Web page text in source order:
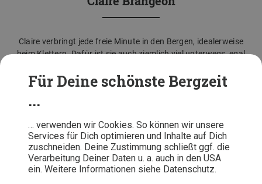
Für Deine schönste Bergzeit
...
… verwenden wir Cookies. So können wir unsere
Services für Dich optimieren und Inhalte auf Dich
zuschneiden. Deine Zustimmung schließt ggf. die
Verarbeitung Deiner Daten u. a. auch in den USA
ein. Weitere Informationen siehe Datenschutz.
Claire verbringt jede freie Minute in den Bergen, idealerweise
beim Klettern. Dafür ist sie auch ziemlich viel unterwegs, egal
asiatischen Klettermöglichkeiten auszukundschaften. Den
Winter nutzt Claire für Skitouren, aber auch da versucht sie
natürlich immer, ein trockenes Stückchen Fels zu finden.
Mehr Beiträge von Claire Brangeon